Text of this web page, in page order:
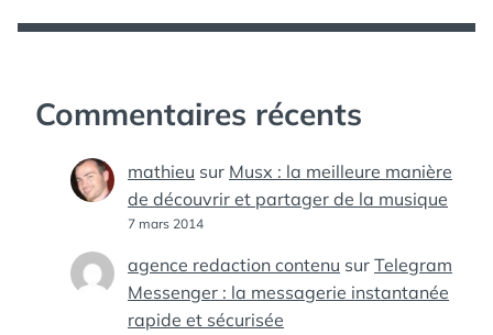
Commentaires récents
mathieu sur Musx : la meilleure manière
de découvrir et partager de la musique
7 mars 2014
agence redaction contenu sur Telegram
Messenger : la messagerie instantanée
rapide et sécurisée